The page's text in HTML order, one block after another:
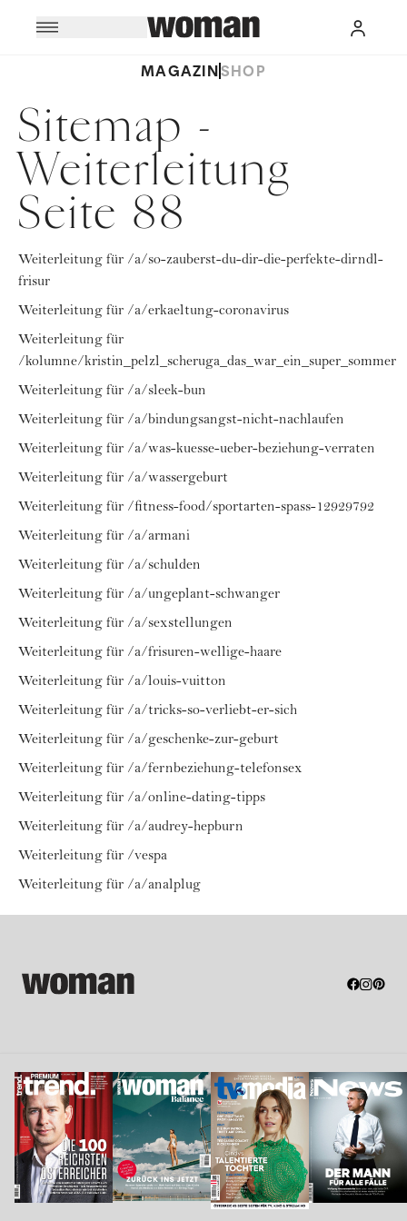
MAGAZINSHOP
Sitemap -
Weiterleitung
Seite 88
Weiterleitung für /a/so-zauberst-du-dir-die-perfekte-dirndl-
frisur
Weiterleitung für /a/erkaeltung-coronavirus
Weiterleitung für
/kolumne/kristin_pelzl_scheruga_das_war_ein_super_sommer
Weiterleitung für /a/sleek-bun
Weiterleitung für /a/bindungsangst-nicht-nachlaufen
Weiterleitung für /a/was-kuesse-ueber-beziehung-verraten
Weiterleitung für /a/wassergeburt
Weiterleitung für /fitness-food/sportarten-spass-12929792
Weiterleitung für /a/armani
Weiterleitung für /a/schulden
Weiterleitung für /a/ungeplant-schwanger
Weiterleitung für /a/sexstellungen
Weiterleitung für /a/frisuren-wellige-haare
Weiterleitung für /a/louis-vuitton
Weiterleitung für /a/tricks-so-verliebt-er-sich
Weiterleitung für /a/geschenke-zur-geburt
Weiterleitung für /a/fernbeziehung-telefonsex
Weiterleitung für /a/online-dating-tipps
Weiterleitung für /a/audrey-hepburn
Weiterleitung für /vespa
Weiterleitung für /a/analplug